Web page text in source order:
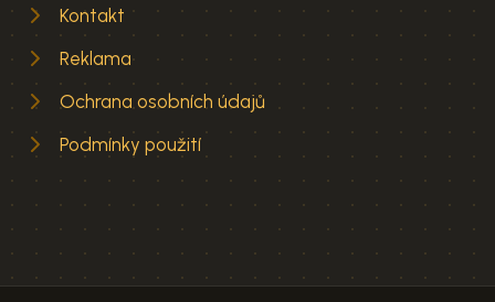
Kontakt
Reklama
Ochrana osobních údajů
Podmínky použití